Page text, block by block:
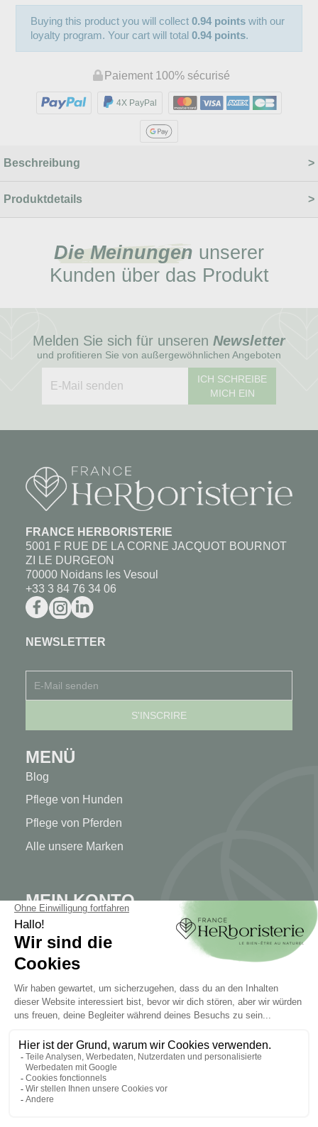
Buying this product you will collect0.94 points with our
loyalty program. Your cart will total0.94 points.
Paiement 100% sécurisé
4X PayPal
Beschreibung
Produktdetails
Die Meinungen unserer
Kunden über das Produkt
Melden Sie sich für unseren Newsletter
und profitieren Sie von außergewöhnlichen Angeboten
ICH SCHREIBE
MICH EIN
FRANCE HERBORISTERIE
5001 F RUE DE LA CORNE JACQUOT BOURNOT
ZI LE DURGEON
70000 Noidans les Vesoul
+33 3 84 76 34 06
NEWSLETTER
MENÜ
Blog
Pflege von Hunden
Pflege von Pferden
Alle unsere Marken
MEIN KONTO
Mein Konto
Authentifizierung
Seguimiento de pedidos
Cree su cuenta
INFORMATIONEN
Kontaktieren Sie uns
Sitemap